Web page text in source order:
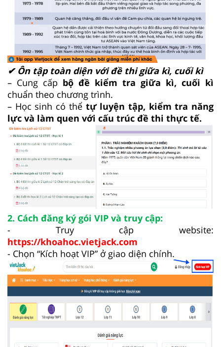
✔ Ôn tập toàn diện với đề thi giữa kì, cuối kì
– Cung cấp bộ đề kiểm tra giữa kì, cuối kì
chuẩn theo chương trình.
– Học sinh có thể tự luyện tập, kiểm tra năng
lực và làm quen với cấu trúc đề thi thực tế.
2. Cách đăng ký gói VIP và truy cập:
- Truy cập website:
https://khoahoc.vietjack.com
- Chọn “Kích hoạt VIP” ở giao diện chính.